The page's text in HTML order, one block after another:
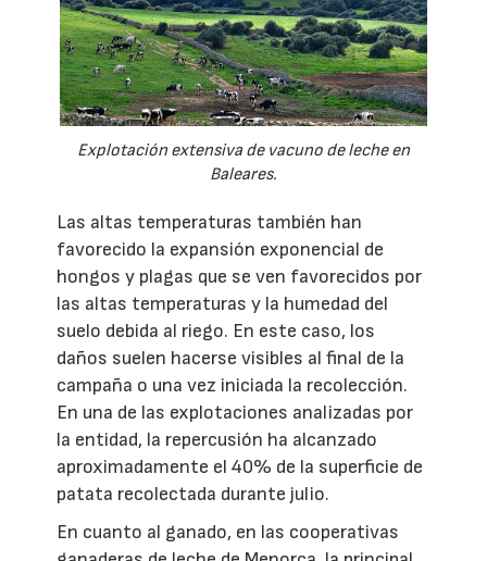
Explotación extensiva de vacuno de leche en
Baleares.
Las altas temperaturas también han
favorecido la expansión exponencial de
hongos y plagas que se ven favorecidos por
las altas temperaturas y la humedad del
suelo debida al riego. En este caso, los
daños suelen hacerse visibles al final de la
campaña o una vez iniciada la recolección.
En una de las explotaciones analizadas por
la entidad, la repercusión ha alcanzado
aproximadamente el 40% de la superficie de
patata recolectada durante julio.
En cuanto al ganado, en las cooperativas